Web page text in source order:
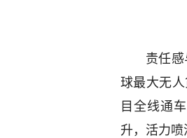
责任
球最大无
目全线通
升，活力喷